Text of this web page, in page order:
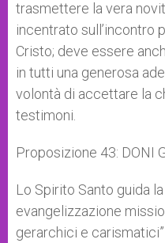
trasmettere la vera
incentrato sull’incontro
Cristo; deve essere
in tutti una generosa
volontà di accettare la
testimoni.
Proposizione 43: DONI
Lo Spirito Santo guida
evangelizzazione
gerarchici e